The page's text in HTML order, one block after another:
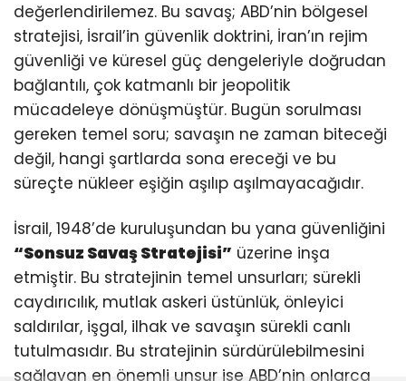
değerlendirilemez. Bu savaş; ABD’nin bölgesel
stratejisi, İsrail’in güvenlik doktrini, İran’ın rejim
güvenliği ve küresel güç dengeleriyle doğrudan
bağlantılı, çok katmanlı bir jeopolitik
mücadeleye dönüşmüştür. Bugün sorulması
gereken temel soru; savaşın ne zaman biteceği
değil, hangi şartlarda sona ereceği ve bu
süreçte nükleer eşiğin aşılıp aşılmayacağıdır.
İsrail, 1948’de kuruluşundan bu yana güvenliğini
“Sonsuz Savaş Stratejisi” üzerine inşa
etmiştir. Bu stratejinin temel unsurları; sürekli
caydırıcılık, mutlak askeri üstünlük, önleyici
saldırılar, işgal, ilhak ve savaşın sürekli canlı
tutulmasıdır. Bu stratejinin sürdürülebilmesini
sağlayan en önemli unsur ise ABD’nin onlarca